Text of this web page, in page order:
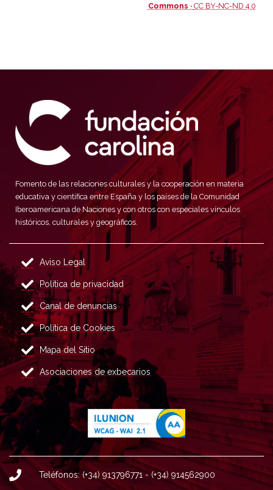
Commons · CC BY-NC-ND 4.0
Fomento de las relaciones culturales y la cooperación en materia
educativa y científica entre España y los países de la Comunidad
Iberoamericana de Naciones y con otros con especiales vínculos
históricos, culturales y geográficos.
Aviso Legal
Política de privacidad
Canal de denuncias
Política de Cookies
Mapa del Sitio
Asociaciones de exbecarios
Teléfonos: (+34) 913796771 - (+34) 914562900